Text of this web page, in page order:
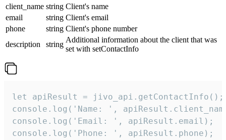
client_name string Client's name
email
string Client's email
phone
string Client's phone number
description
string
Additional information about the client that was
set with setContactInfo
let apiResult = jivo_api.getContactInfo();
console.log('Name: ',
console.log('Email: ', apiResult.email);
console.log('Phone: ', apiResult.phone);